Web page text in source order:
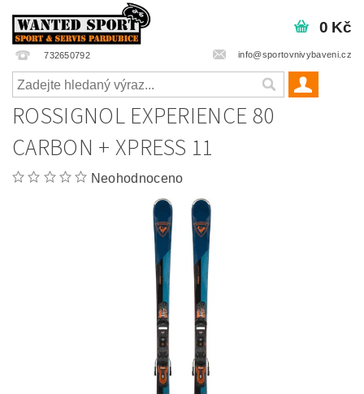
732650792 info@sportovnivybaveni.cz
0 Kč
ROSSIGNOL EXPERIENCE 80
CARBON + XPRESS 11
Neohodnoceno